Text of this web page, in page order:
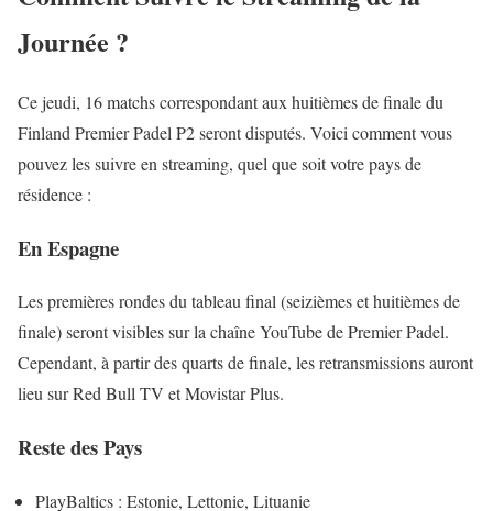
Journée ?
Ce jeudi, 16 matchs correspondant aux huitièmes de finale du
Finland Premier Padel P2 seront disputés. Voici comment vous
pouvez les suivre en streaming, quel que soit votre pays de
résidence :
En Espagne
Les premières rondes du tableau final (seizièmes et huitièmes de
finale) seront visibles sur la chaîne YouTube de Premier Padel.
Cependant, à partir des quarts de finale, les retransmissions auront
lieu sur Red Bull TV et Movistar Plus.
Reste des Pays
PlayBaltics : Estonie, Lettonie, Lituanie